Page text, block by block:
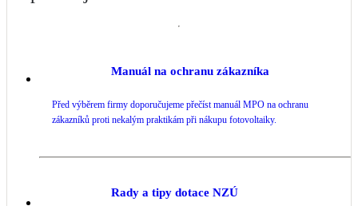
Manuál na ochranu zákazníka
Před výběrem firmy doporučujeme přečíst manuál MPO na ochranu
zákazníků proti nekalým praktikám při nákupu fotovoltaiky.
Rady a tipy dotace NZÚ